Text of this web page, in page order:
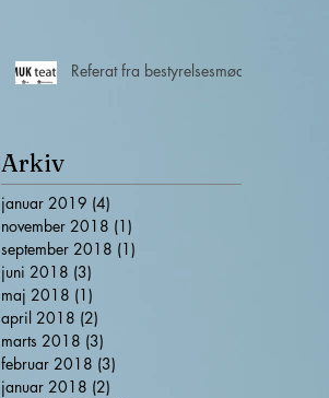
Referat fra bestyrelsesmøde
Arkiv
januar 2019 (4)
november 2018 (1)
september 2018 (1)
juni 2018 (3)
maj 2018 (1)
april 2018 (2)
marts 2018 (3)
februar 2018 (3)
januar 2018 (2)